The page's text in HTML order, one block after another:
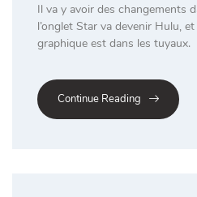
Il va y avoir des changements
l’onglet Star va devenir Hulu,
graphique est dans les tuyaux.
Continue Reading